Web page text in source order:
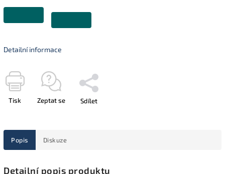
Detailní informace
Tisk Zeptat se Sdílet
Popis Diskuze
Detailní popis produktu